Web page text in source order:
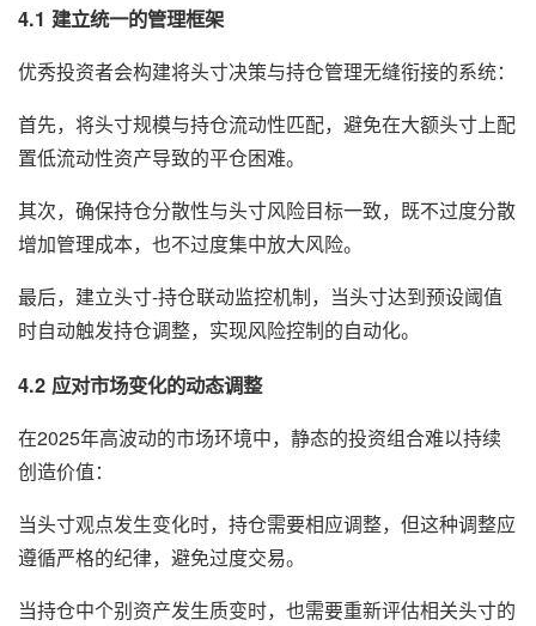
4.1 建立统一的管理框架
优秀投资者会构建将头寸决策与持仓管理无缝衔接的系统：
首先，将头寸规模与持仓流动性匹配，避免在大额头寸上配
置低流动性资产导致的平仓困难。
其次，确保持仓分散性与头寸风险目标一致，既不过度分散
增加管理成本，也不过度集中放大风险。
最后，建立头寸-持仓联动监控机制，当头寸达到预设阈值
时自动触发持仓调整，实现风险控制的自动化。
4.2 应对市场变化的动态调整
在2025年高波动的市场环境中，静态的投资组合难以持续
创造价值：
当头寸观点发生变化时，持仓需要相应调整，但这种调整应
遵循严格的纪律，避免过度交易。
当持仓中个别资产发生质变时，也需要重新评估相关头寸的